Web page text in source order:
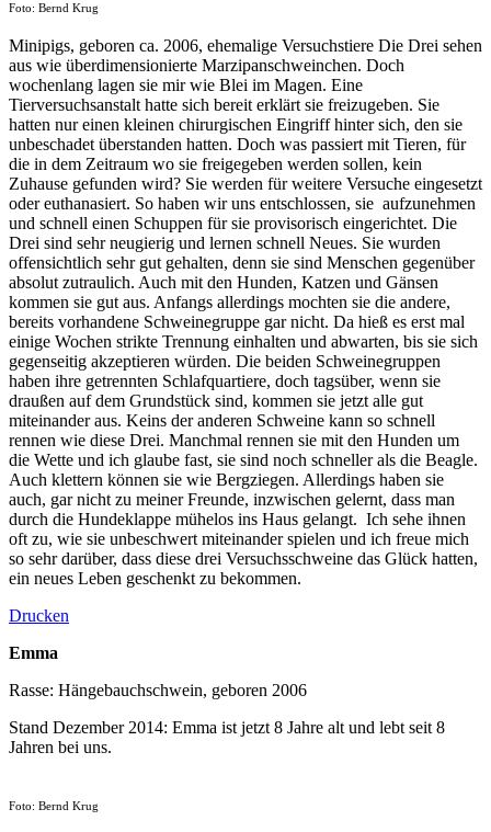
Foto: Bernd Krug
Minipigs, geboren ca. 2006, ehemalige Versuchstiere Die Drei sehen
aus wie überdimensionierte Marzipanschweinchen. Doch
wochenlang lagen sie mir wie Blei im Magen. Eine
Tierversuchsanstalt hatte sich bereit erklärt sie freizugeben. Sie
hatten nur einen kleinen chirurgischen Eingriff hinter sich, den sie
unbeschadet überstanden hatten. Doch was passiert mit Tieren, für
die in dem Zeitraum wo sie freigegeben werden sollen, kein
Zuhause gefunden wird? Sie werden für weitere Versuche eingesetzt
oder euthanasiert. So haben wir uns entschlossen, sie aufzunehmen
und schnell einen Schuppen für sie provisorisch eingerichtet. Die
Drei sind sehr neugierig und lernen schnell Neues. Sie wurden
offensichtlich sehr gut gehalten, denn sie sind Menschen gegenüber
absolut zutraulich. Auch mit den Hunden, Katzen und Gänsen
kommen sie gut aus. Anfangs allerdings mochten sie die andere,
bereits vorhandene Schweinegruppe gar nicht. Da hieß es erst mal
einige Wochen strikte Trennung einhalten und abwarten, bis sie sich
gegenseitig akzeptieren würden. Die beiden Schweinegruppen
haben ihre getrennten Schlafquartiere, doch tagsüber, wenn sie
draußen auf dem Grundstück sind, kommen sie jetzt alle gut
miteinander aus. Keins der anderen Schweine kann so schnell
rennen wie diese Drei. Manchmal rennen sie mit den Hunden um
die Wette und ich glaube fast, sie sind noch schneller als die Beagle.
Auch klettern können sie wie Bergziegen. Allerdings haben sie
auch, gar nicht zu meiner Freunde, inzwischen gelernt, dass man
durch die Hundeklappe mühelos ins Haus gelangt. Ich sehe ihnen
oft zu, wie sie unbeschwert miteinander spielen und ich freue mich
so sehr darüber, dass diese drei Versuchsschweine das Glück hatten,
ein neues Leben geschenkt zu bekommen.
Drucken
Emma
Rasse: Hängebauchschwein, geboren 2006
Stand Dezember 2014: Emma ist jetzt 8 Jahre alt und lebt seit 8
Jahren bei uns.
Foto: Bernd Krug